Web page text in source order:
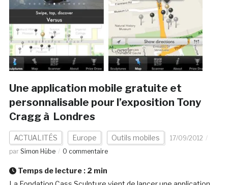
Une application mobile gratuite et
personnalisable pour l’exposition Tony
Cragg à Londres
ACTUALITÉS Europe Outils mobiles
17/09/2012
par Simon Hübe 0 commentaire
Temps de lecture : 2 min